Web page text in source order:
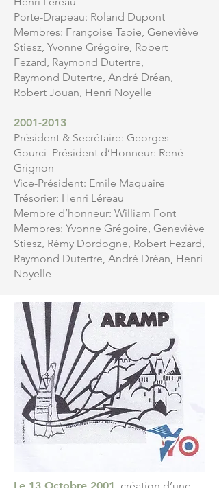
Porte-Drapeau: Roland Dupont
Membres: Françoise Tapie, Geneviève
Stiesz, Yvonne Grégoire, Robert
Fezard, Raymond Dutertre,
Raymond Dutertre, André Dréan,
Robert Jouan, Henri Noyelle
2001-2013
Président & Secrétaire: Georges
Gourci Président d’Honneur: René
Grignon
Vice-Président: Emile Maquaire
Trésorier: Henri Léreau
Membre d’honneur: William Font
Membres: Yvonne Grégoire, Geneviève
Stiesz, Rémy Dordogne, Robert Fezard,
Raymond Dutertre, André Dréan, Henri
Noyelle